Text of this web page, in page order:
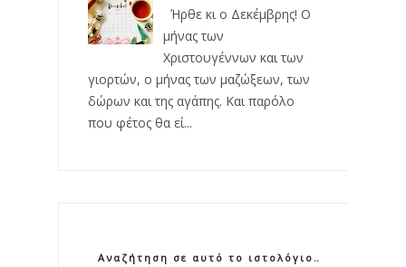
Ήρθε κι ο Δεκέμβρης! Ο
μήνας των
Χριστουγέννων και των
γιορτών, ο μήνας των μαζώξεων, των
δώρων και της αγάπης. Και παρόλο
που φέτος θα εί...
Αναζήτηση σε αυτό το ιστολόγιο